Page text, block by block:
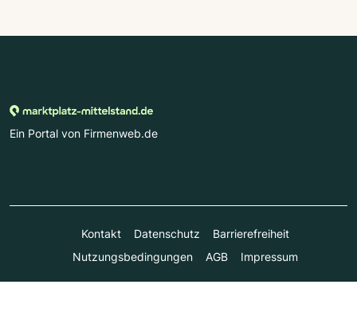
Ein Portal von Firmenweb.de
Kontakt Datenschutz
Barrierefreiheit
Nutzungsbedingungen
AGB Impressum